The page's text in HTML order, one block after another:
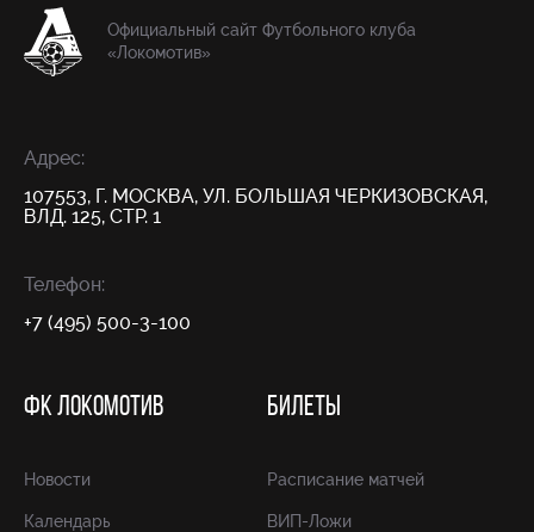
Официальный сайт Футбольного клуба
«Локомотив»
Адрес:
107553, Г. МОСКВА, УЛ. БОЛЬШАЯ ЧЕРКИЗОВСКАЯ,
ВЛД. 125, СТР. 1
Телефон:
+7 (495) 500-3-100
ФК ЛОКОМОТИВ
Новости
Календарь
БИЛЕТЫ
Расписание матчей
ВИП-Ложи